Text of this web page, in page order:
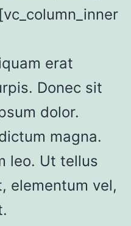
erat
Donec sit
dolor.
magna.
leo. Ut tellus
elementum vel,